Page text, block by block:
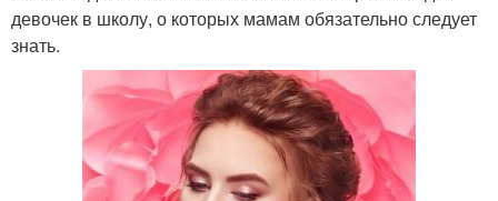
девочек в школу, о которых мамам обязательно следует
знать.